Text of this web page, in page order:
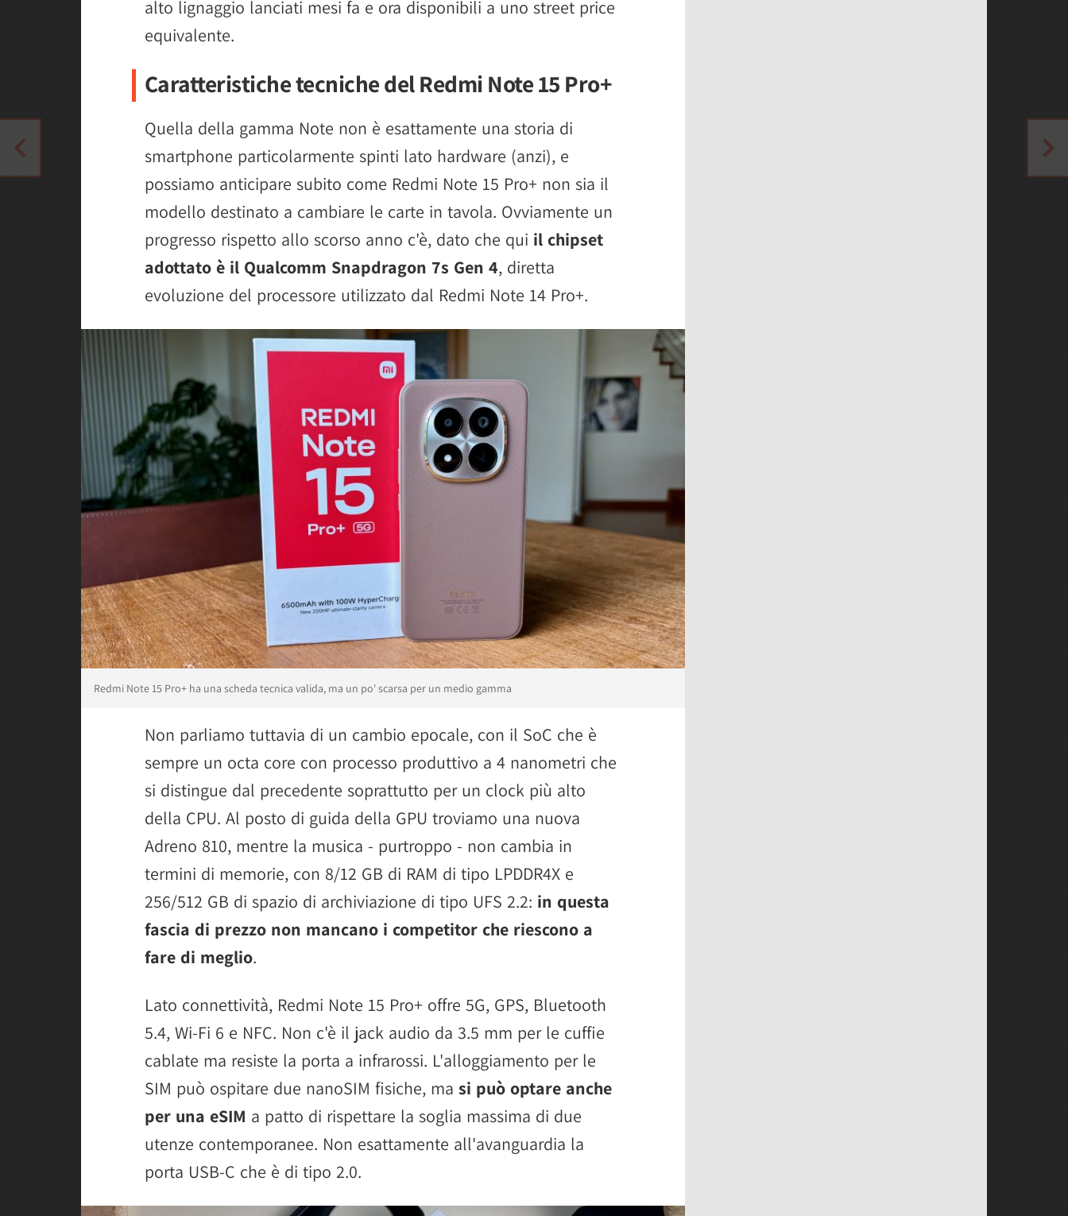
alto lignaggio lanciati mesi fa e ora disponibili a uno street price
equivalente.
Caratteristiche tecniche del Redmi Note 15 Pro+
Quella della gamma Note non è esattamente una storia di
smartphone particolarmente spinti lato hardware (anzi), e
possiamo anticipare subito come Redmi Note 15 Pro+ non sia il
modello destinato a cambiare le carte in tavola. Ovviamente un
progresso rispetto allo scorso anno c'è, dato che qui il chipset
adottato è il Qualcomm Snapdragon 7s Gen 4, diretta
evoluzione del processore utilizzato dal Redmi Note 14 Pro+.
Redmi Note 15 Pro+ ha una scheda tecnica valida, ma un po' scarsa per un medio gamma
Non parliamo tuttavia di un cambio epocale, con il SoC che è
sempre un octa core con processo produttivo a 4 nanometri che
si distingue dal precedente soprattutto per un clock più alto
della CPU. Al posto di guida della GPU troviamo una nuova
Adreno 810, mentre la musica - purtroppo - non cambia in
termini di memorie, con 8/12 GB di RAM di tipo LPDDR4X e
256/512 GB di spazio di archiviazione di tipo UFS 2.2: in questa
fascia di prezzo non mancano i competitor che riescono a
fare di meglio.
Lato connettività, Redmi Note 15 Pro+ offre 5G, GPS, Bluetooth
5.4, Wi-Fi 6 e NFC. Non c'è il jack audio da 3.5 mm per le cuffie
cablate ma resiste la porta a infrarossi. L'alloggiamento per le
SIM può ospitare due nanoSIM fisiche, ma si può optare anche
per una eSIM a patto di rispettare la soglia massima di due
utenze contemporanee. Non esattamente all'avanguardia la
porta USB-C che è di tipo 2.0.